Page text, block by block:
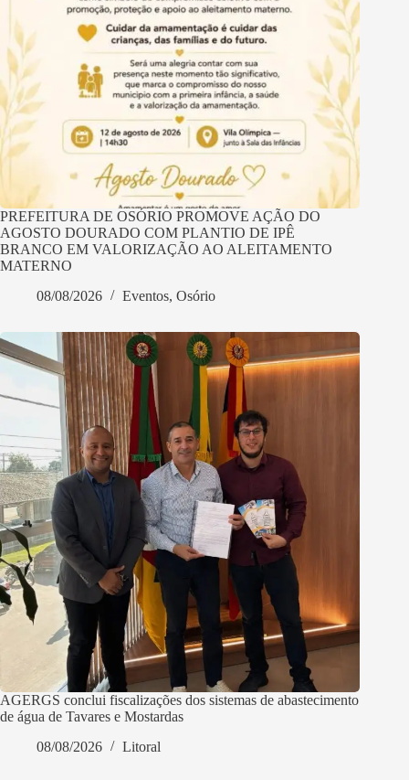
PREFEITURA DE OSÓRIO PROMOVE AÇÃO DO
AGOSTO DOURADO COM PLANTIO DE IPÊ
BRANCO EM VALORIZAÇÃO AO ALEITAMENTO
MATERNO
08/08/2026
Eventos, Osório
AGERGS conclui fiscalizações dos sistemas de abastecimento
de água de Tavares e Mostardas
08/08/2026
Litoral